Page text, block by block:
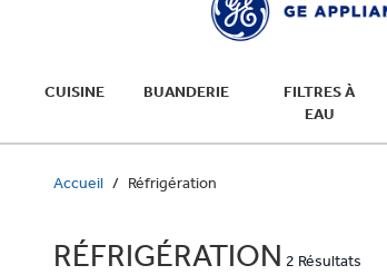
CUISINE BUANDERIE
FILTRES À
EAU
Accueil Réfrigération
RÉFRIGÉRATION 2 Résultats